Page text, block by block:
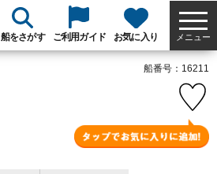
船をさがす ご利用ガイド お気に入り メニュー
船番号：16211